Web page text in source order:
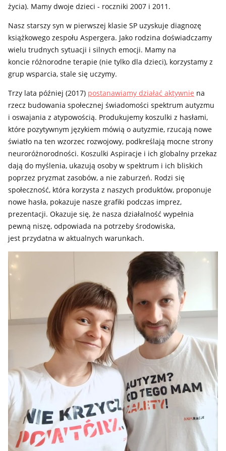
życia). Mamy dwoje dzieci - roczniki 2007 i 2011.
Nasz starszy syn w pierwszej klasie SP uzyskuje diagnozę
książkowego zespołu Aspergera. Jako rodzina doświadczamy
wielu trudnych sytuacji i silnych emocji. Mamy na
koncie różnorodne terapie (nie tylko dla dzieci), korzystamy z
grup wsparcia, stale się uczymy.
Trzy lata później (2017) postanawiamy działać aktywnie na
rzecz budowania społecznej świadomości spektrum autyzmu
i oswajania z atypowością. Produkujemy koszulki z hasłami,
które pozytywnym językiem mówią o autyzmie, rzucają nowe
światło na ten wzorzec rozwojowy, podkreślają mocne strony
neuroróżnorodności. Koszulki Aspiracje i ich globalny przekaz
dają do myślenia, ukazują osoby w spektrum i ich bliskich
poprzez pryzmat zasobów, a nie zaburzeń. Rodzi się
społeczność, która korzysta z naszych produktów, proponuje
nowe hasła, pokazuje nasze grafiki podczas imprez,
prezentacji. Okazuje się, że nasza działalność wypełnia
pewną niszę, odpowiada na potrzeby środowiska,
jest przydatna w aktualnych warunkach.